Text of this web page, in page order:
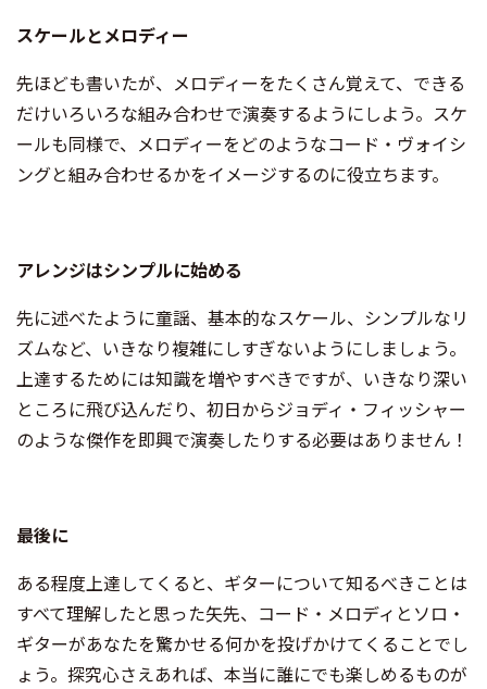
スケールとメロディー
先ほども書いたが、メロディーをたくさん覚えて、できる
だけいろいろな組み合わせで演奏するようにしよう。スケ
ールも同様で、メロディーをどのようなコード・ヴォイシ
ングと組み合わせるかをイメージするのに役立ちます。
アレンジはシンプルに始める
先に述べたように童謡、基本的なスケール、シンプルなリ
ズムなど、いきなり複雑にしすぎないようにしましょう。
上達するためには知識を増やすべきですが、いきなり深い
ところに飛び込んだり、初日からジョディ・フィッシャー
のような傑作を即興で演奏したりする必要はありません！
最後に
ある程度上達してくると、ギターについて知るべきことは
すべて理解したと思った矢先、コード・メロディとソロ・
ギターがあなたを驚かせる何かを投げかけてくることでし
ょう。探究心さえあれば、本当に誰にでも楽しめるものが